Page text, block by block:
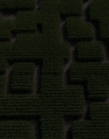
CE WEEK-END
CETTE SEMAINE
TOUT L'AGENDA